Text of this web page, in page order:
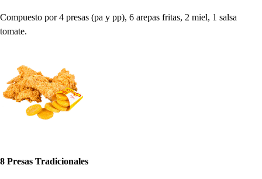
Compuesto por 4 presas (pa y pp), 6 arepas fritas, 2 miel, 1 salsa
tomate.
8 Presas Tradicionales